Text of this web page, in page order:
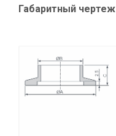
Габаритный чертеж